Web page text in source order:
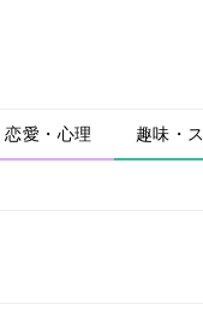
恋愛・心理 趣味・